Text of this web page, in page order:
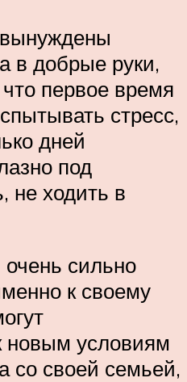
в добрые руки,
первое время
стресс,
дней
под
не ходить в
сильно
к своему
новым условиям
со своей семьей,